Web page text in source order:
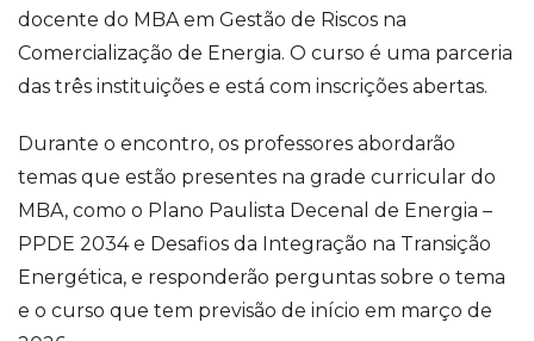
docente do MBA em Gestão de Riscos na
Comercialização de Energia. O curso é uma parceria
das três instituições e está com inscrições abertas.
Durante o encontro, os professores abordarão
temas que estão presentes na grade curricular do
MBA, como o Plano Paulista Decenal de Energia –
PPDE 2034 e Desafios da Integração na Transição
Energética, e responderão perguntas sobre o tema
e o curso que tem previsão de início em março de